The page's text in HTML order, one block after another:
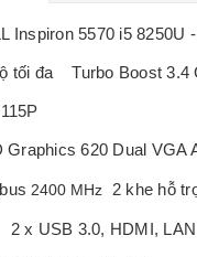
Inspiron 5570 i5
tối đa Turbo Boost 3.4
Graphics 620 Dual VGA
2400 MHz 2 khe hỗ
x USB 3.0, HDMI,